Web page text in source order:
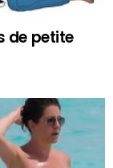
de petite